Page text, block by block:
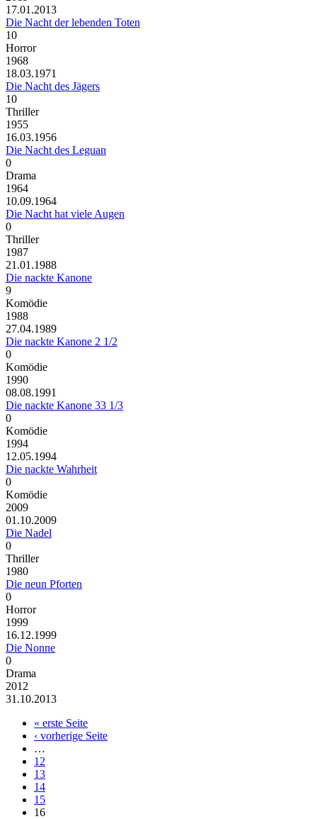
17.01.2013
Die Nacht der lebenden Toten
10
Horror
1968
18.03.1971
Die Nacht des Jägers
10
Thriller
1955
16.03.1956
Die Nacht des Leguan
0
Drama
1964
10.09.1964
Die Nacht hat viele Augen
0
Thriller
1987
21.01.1988
Die nackte Kanone
9
Komödie
1988
27.04.1989
Die nackte Kanone 2 1/2
0
Komödie
1990
08.08.1991
Die nackte Kanone 33 1/3
0
Komödie
1994
12.05.1994
Die nackte Wahrheit
0
Komödie
2009
01.10.2009
Die Nadel
0
Thriller
1980
Die neun Pforten
0
Horror
1999
16.12.1999
Die Nonne
0
Drama
2012
31.10.2013
« erste Seite
‹ vorherige Seite
…
12
13
14
15
16